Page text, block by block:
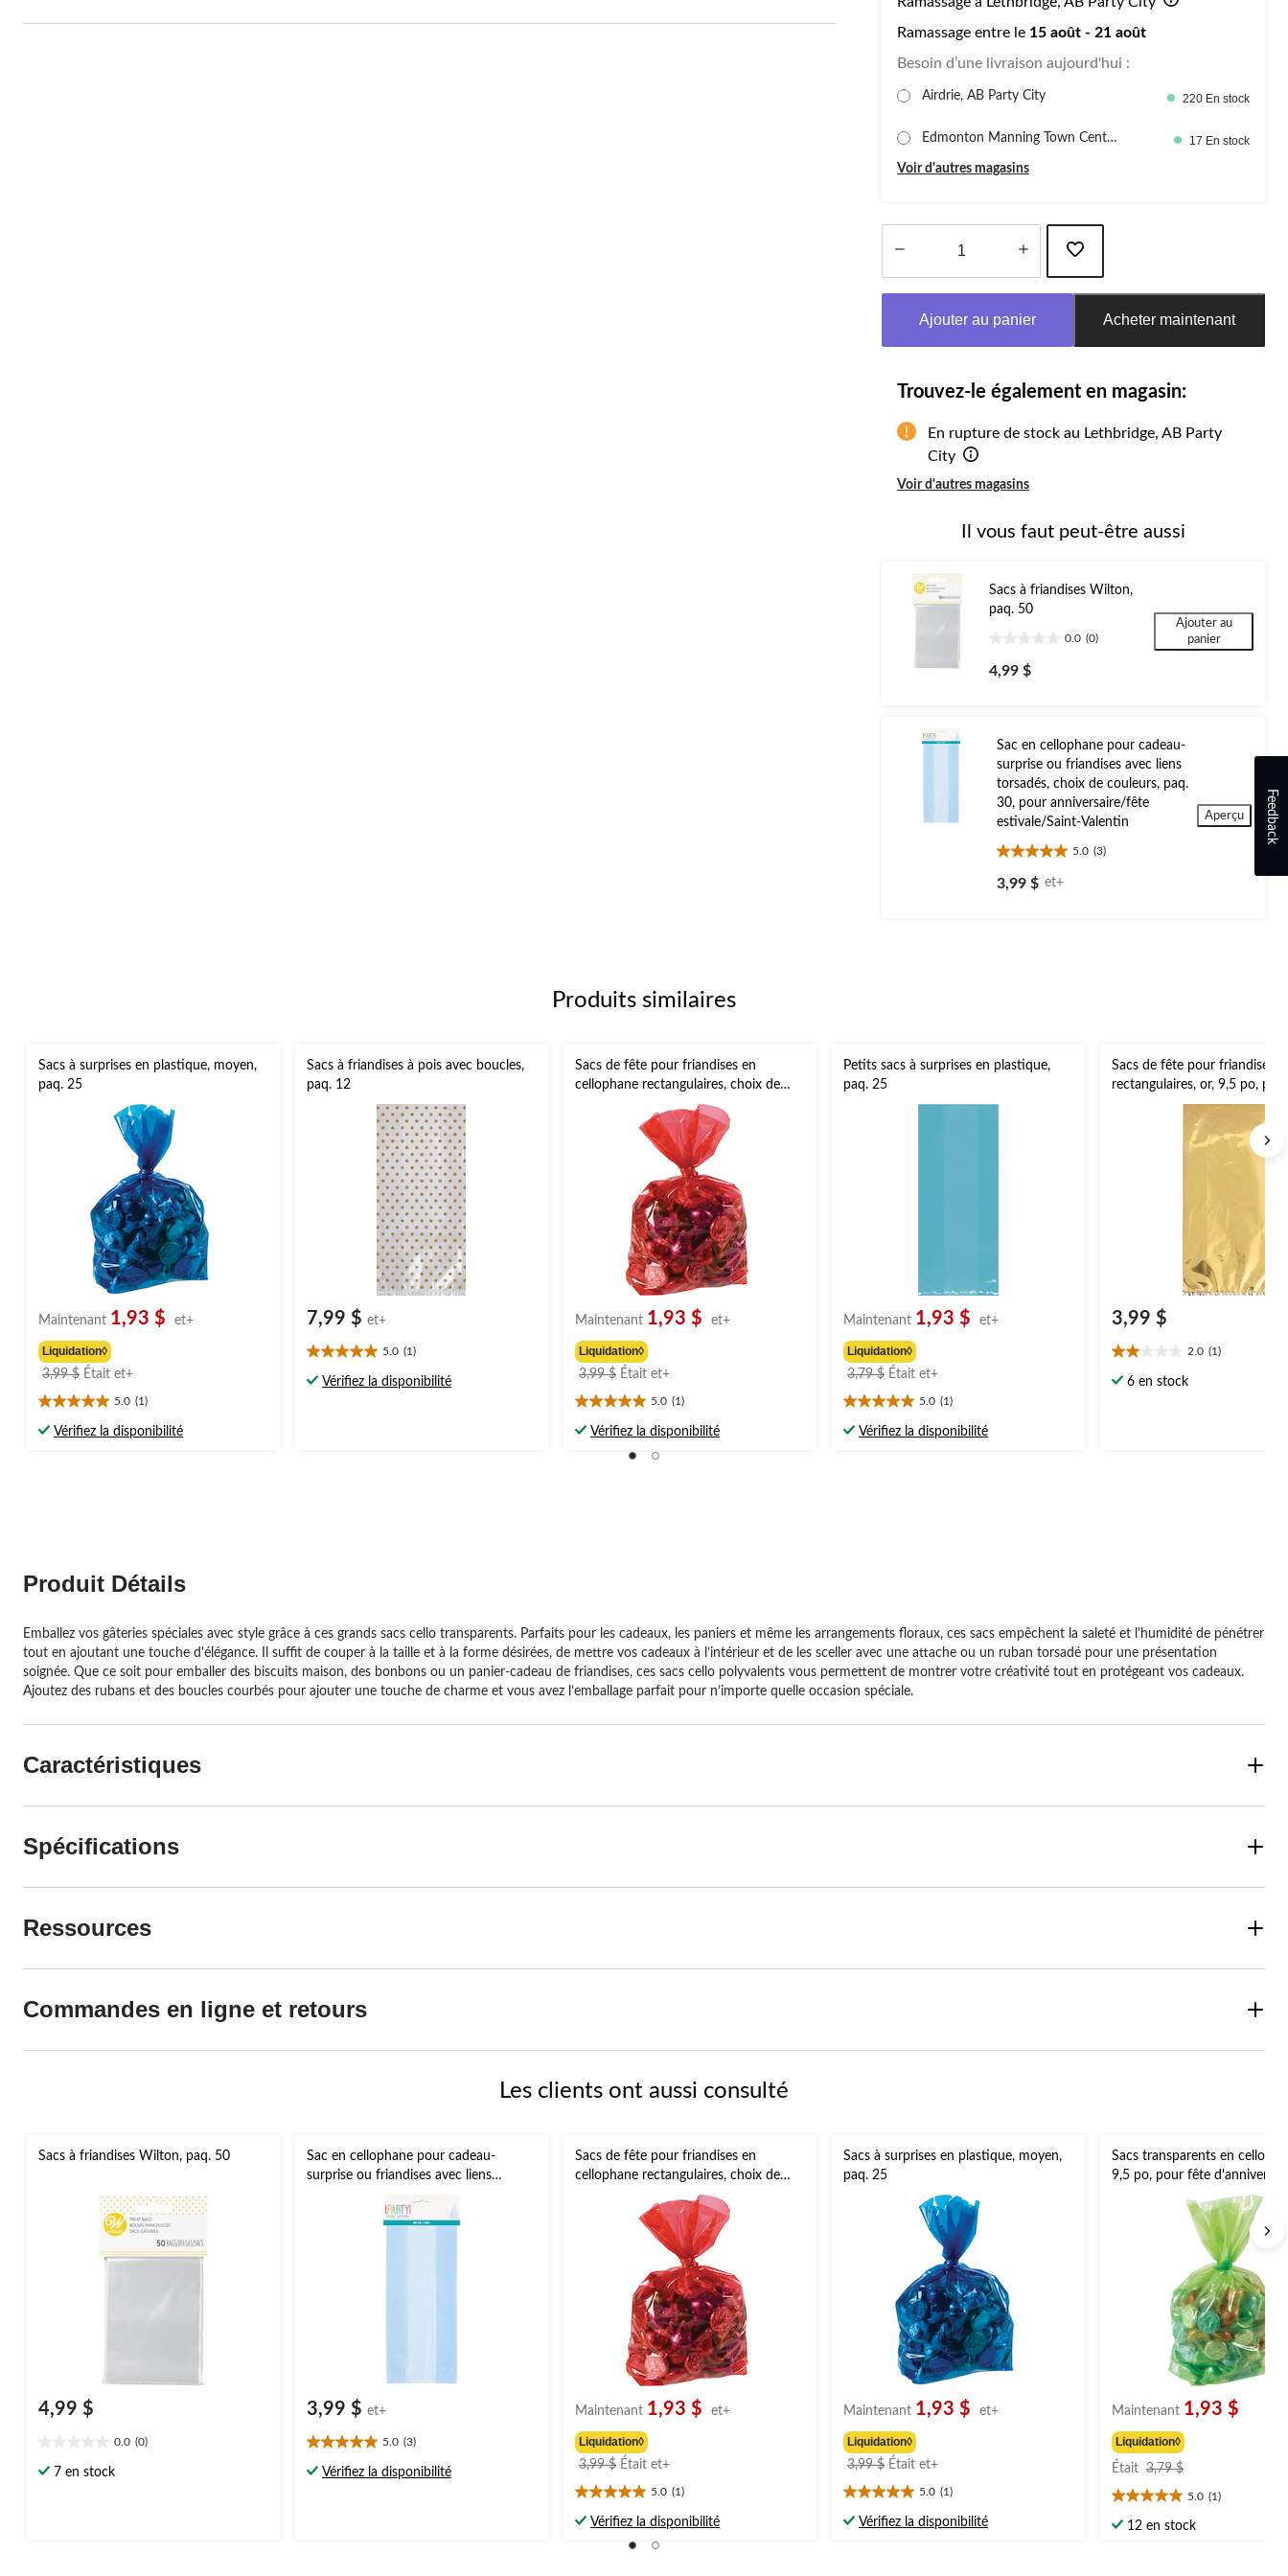
Ramassage entre le 15 août - 21 août
Besoin d’une livraison aujourd'hui :
Airdrie, AB Party City 220 En stock
Edmonton Manning Town Centr
17 En stock
Voir d'autres magasins
Ajouter au panier Acheter maintenant
Trouvez-le également en magasin:
En rupture de stock au Lethbridge, AB Party
City
Voir d'autres magasins
Il vous faut peut-être aussi
Sacs à friandises Wilton,
paq. 50
0.0 (0)
étoile(s)
sur
4,99 $
Ajouter au
panier
Sac en cellophane pour cadeau-
surprise ou friandises avec liens
torsadés, choix de couleurs, paq.
30, pour anniversaire/fête
estivale/Saint-Valentin
5.0 (3)
5.0
étoile(s)
sur
3,99 $ et+
Aperçu
Produits similaires
Sacs à surprises en plastique, moyen,
paq. 25
Maintenant 1,93 $ et+
Liquidation◊
3,99 $ Était et+prix
partir
5.0 (1)
5.0
étoile(s)
Vérifiez la disponibilité
Sacs à friandises à pois avec boucles,
paq. 12
7,99 $ et+
5.0 (1)
5.0
étoile(s)
Vérifiez la disponibilité
Sacs de fête pour friandises en
cellophane rectangulaires, choix de
couleurs, 11,5 po, paq. 25, pour fête
d'anniversaire
Maintenant 1,93 $ et+
Liquidation◊
3,99 $ Était et+prix
partir
5.0 (1)
5.0
étoile(s)
Vérifiez la disponibilité
Petits sacs à surprises en plastique,
paq. 25
Maintenant 1,93 $ et+
Liquidation◊
3,79 $ Était et+prix
partir
5.0 (1)
5.0
étoile(s)
Vérifiez la disponibilité
Sacs de fête pour friandises
rectangulaires, or, 9,5 po,
fête d'anniversaire
3,99 $
2.0 (1)
2.0
étoile(s)
6 en stock
Produit Détails
Emballez vos gâteries spéciales avec style grâce à ces grands sacs cello transparents. Parfaits pour les cadeaux, les paniers et même les arrangements floraux, ces sacs empêchent la saleté et l'humidité de pénétrer
tout en ajoutant une touche d'élégance. Il suffit de couper à la taille et à la forme désirées, de mettre vos cadeaux à l’intérieur et de les sceller avec une attache ou un ruban torsadé pour une présentation
soignée. Que ce soit pour emballer des biscuits maison, des bonbons ou un panier-cadeau de friandises, ces sacs cello polyvalents vous permettent de montrer votre créativité tout en protégeant vos cadeaux.
Ajoutez des rubans et des boucles courbés pour ajouter une touche de charme et vous avez l’emballage parfait pour n’importe quelle occasion spéciale.
Caractéristiques
Spécifications
Ressources
Commandes en ligne et retours
Les clients ont aussi consulté
Sacs à friandises Wilton, paq. 50
4,99 $
0.0 (0)
étoile(s)
7 en stock
Sac en cellophane pour cadeau-
surprise ou friandises avec liens
pour anniversaire/fête estivale/Saint-
3,99 $ et+
5.0 (3)
5.0
étoile(s)
Vérifiez la disponibilité
Sacs de fête pour friandises en
cellophane rectangulaires, choix de
couleurs, 11,5 po, paq. 25, pour fête
d'anniversaire
Maintenant 1,93 $ et+
Liquidation◊
3,99 $ Était et+prix
à
partir
5.0 (1)
5.0
étoile(s)
Vérifiez la disponibilité
Sacs à surprises en plastique, moyen,
paq. 25
Maintenant 1,93 $ et+
Liquidation◊
3,99 $ Était et+prix
à
partir
5.0 (1)
5.0
étoile(s)
Vérifiez la disponibilité
Sacs transparents en
9,5 po, pour fête
Maintenant 1,93 $
Liquidation◊
Était 3,79 $
3,79 $
5.0 (1)
5.0
étoile(s)
12 en stock
Feedback